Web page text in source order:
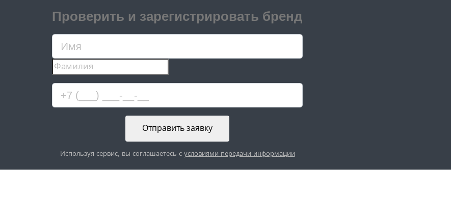
Проверить и зарегистрировать бренд
Отправить заявку
Используя сервис, вы соглашаетесь с условиями передачи информации